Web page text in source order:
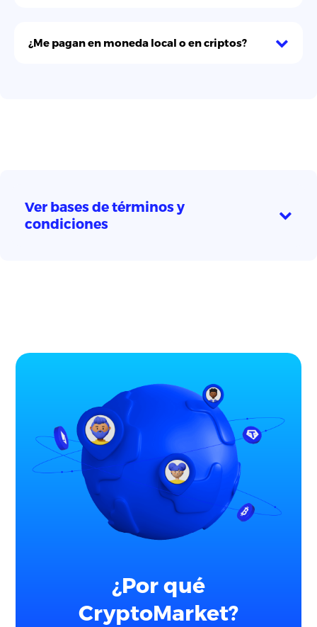
Comprar Ethereum
¿Me pagan en moneda local o en criptos?
Ver bases de términos y
condiciones
¿Por qué
CryptoMarket?